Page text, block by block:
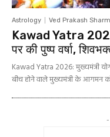
Astrology Ved Prakash
Kawad Yatra
पर की पुष्प वर्षा,
Kawad Yatra 2026: मुख्यमंत्री
बीच होने वाले मुख्यमंत्री के आगमन
-